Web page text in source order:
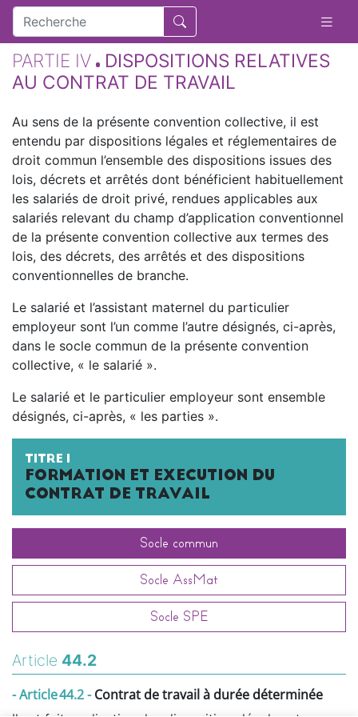
PARTIE IV
DISPOSITIONS RELATIVES
AU CONTRAT DE TRAVAIL
Au sens de la présente convention collective, il est
entendu par dispositions légales et réglementaires de
droit commun l’ensemble des dispositions issues des
lois, décrets et arrêtés dont bénéficient habituellement
les salariés de droit privé, rendues applicables aux
salariés relevant du champ d’application conventionnel
de la présente convention collective aux termes des
lois, des décrets, des arrêtés et des dispositions
conventionnelles de branche.
Le salarié et l’assistant maternel du particulier
employeur sont l’un comme l’autre désignés, ci-après,
dans le socle commun de la présente convention
collective, « le salarié ».
Le salarié et le particulier employeur sont ensemble
désignés, ci-après, « les parties ».
TITRE I
FORMATION ET EXECUTION DU
CONTRAT DE TRAVAIL
Socle commun
Socle AssMat
Socle SPE
Article 44.2
- Article 44.2 -Contrat de travail à durée déterminée